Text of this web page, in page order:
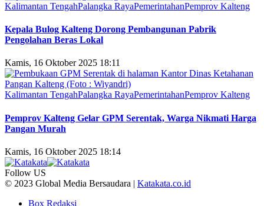
Kalimantan TengahPalangka RayaPemerintahanPemprov Kalteng
Kepala Bulog Kalteng Dorong Pembangunan Pabrik
Pengolahan Beras Lokal
Kamis, 16 Oktober 2025 18:11
Kalimantan TengahPalangka RayaPemerintahanPemprov Kalteng
Pemprov Kalteng Gelar GPM Serentak, Warga Nikmati Harga
Pangan Murah
Kamis, 16 Oktober 2025 18:14
Follow US
© 2023 Global Media Bersaudara | Katakata.co.id
Box Redaksi